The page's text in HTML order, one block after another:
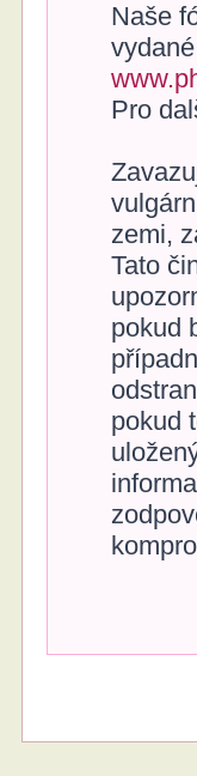
Naše
Pro
zemi,
Tato
pokud
pokud